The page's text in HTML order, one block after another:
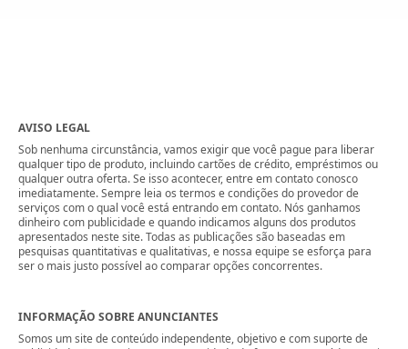
AVISO LEGAL
Sob nenhuma circunstância, vamos exigir que você pague para liberar
qualquer tipo de produto, incluindo cartões de crédito, empréstimos ou
qualquer outra oferta. Se isso acontecer, entre em contato conosco
imediatamente. Sempre leia os termos e condições do provedor de
serviços com o qual você está entrando em contato. Nós ganhamos
dinheiro com publicidade e quando indicamos alguns dos produtos
apresentados neste site. Todas as publicações são baseadas em
pesquisas quantitativas e qualitativas, e nossa equipe se esforça para
ser o mais justo possível ao comparar opções concorrentes.
INFORMAÇÃO SOBRE ANUNCIANTES
Somos um site de conteúdo independente, objetivo e com suporte de